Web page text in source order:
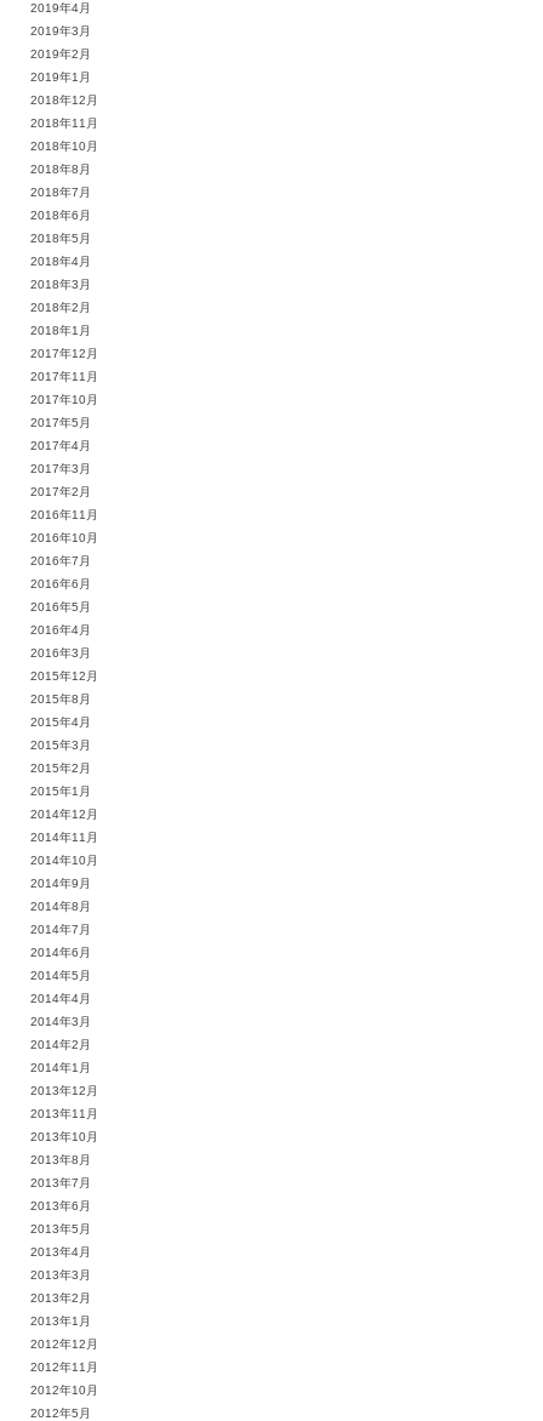
2019年4月
2019年3月
2019年2月
2019年1月
2018年12月
2018年11月
2018年10月
2018年8月
2018年7月
2018年6月
2018年5月
2018年4月
2018年3月
2018年2月
2018年1月
2017年12月
2017年11月
2017年10月
2017年5月
2017年4月
2017年3月
2017年2月
2016年11月
2016年10月
2016年7月
2016年6月
2016年5月
2016年4月
2016年3月
2015年12月
2015年8月
2015年4月
2015年3月
2015年2月
2015年1月
2014年12月
2014年11月
2014年10月
2014年9月
2014年8月
2014年7月
2014年6月
2014年5月
2014年4月
2014年3月
2014年2月
2014年1月
2013年12月
2013年11月
2013年10月
2013年8月
2013年7月
2013年6月
2013年5月
2013年4月
2013年3月
2013年2月
2013年1月
2012年12月
2012年11月
2012年10月
2012年5月